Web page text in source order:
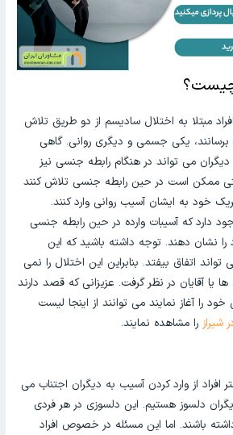
مبتلا به اختلال سادیسم از دو طریق تلاش
یکی جسمی و دیگری روانی. گاهی
می تواند در هنگام رابطه جنسی نیز
ممکن است در حین رابطه جنسی تلاش کنند
خود به ایشان آسیب روانی وارد کنند.
دارد که آسیبات وارده در حین رابطه جنسی
نشان دهند. توجه داشته باشید که این
اتفاق بیفتد. بنابراین این اختلال را نمی
یا آقایان در نظر گرفت. عزیزانی که قصد دارند
را آغاز نمایند می توانند از اینجا لیست
شیراز را مشاهده نمایند.
از وارد کردن آسیب به دیگران اجتناب می
دلسوز هستیم. این دلسوزی در هر فردی
باشند. اما این مسئله در خصوص افراد